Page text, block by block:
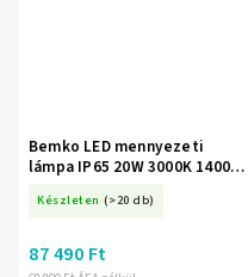
Bemko LED mennyezeti
lámpa IP65 20W 3000K 1400
020GR-3K
Készleten (>20 db)
87 490 Ft